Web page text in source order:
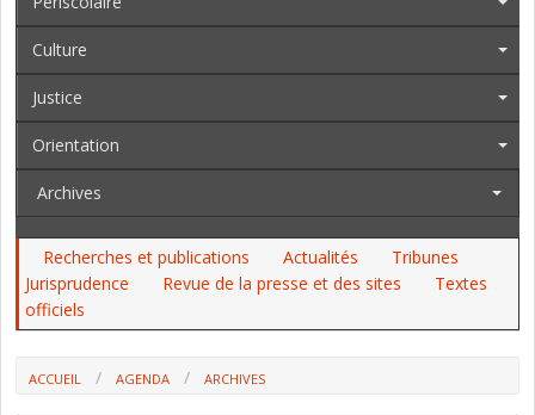
Culture
Justice
Orientation
Archives
Recherches et publications Actualités
Tribunes
Jurisprudence
Revue de la presse et des sites
Textes
officiels
ACCUEIL AGENDA
ARCHIVES